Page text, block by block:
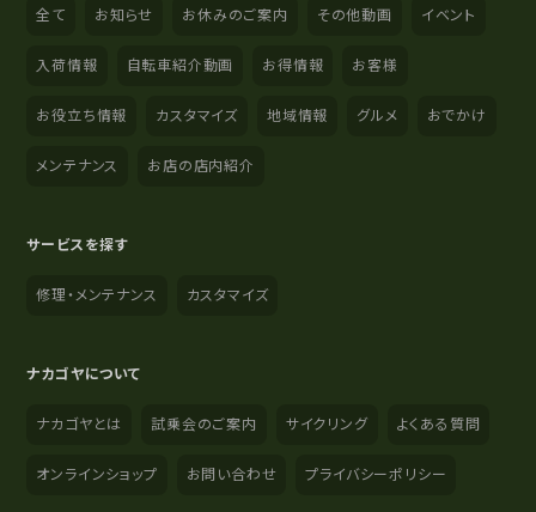
全て お知らせ お休みのご案内 その他動画 イベント
入荷情報 自転車紹介動画 お得情報 お客様
お役立ち情報 カスタマイズ 地域情報 グルメ おでかけ
メンテナンス お店の店内紹介
サービスを探す
修理・メンテナンス カスタマイズ
ナカゴヤについて
ナカゴヤとは 試乗会のご案内 サイクリング よくある質問
オンラインショップ お問い合わせ プライバシーポリシー